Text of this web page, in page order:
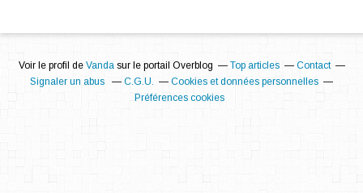
Voir le profil de Vandasur le portail Overblog Top articles
Contact
Signaler un abus
C.G.U.
Cookies et données personnelles
Préférences cookies